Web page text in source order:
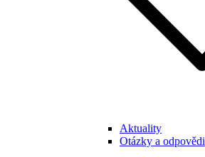
Aktuality
Otázky a odpovědi